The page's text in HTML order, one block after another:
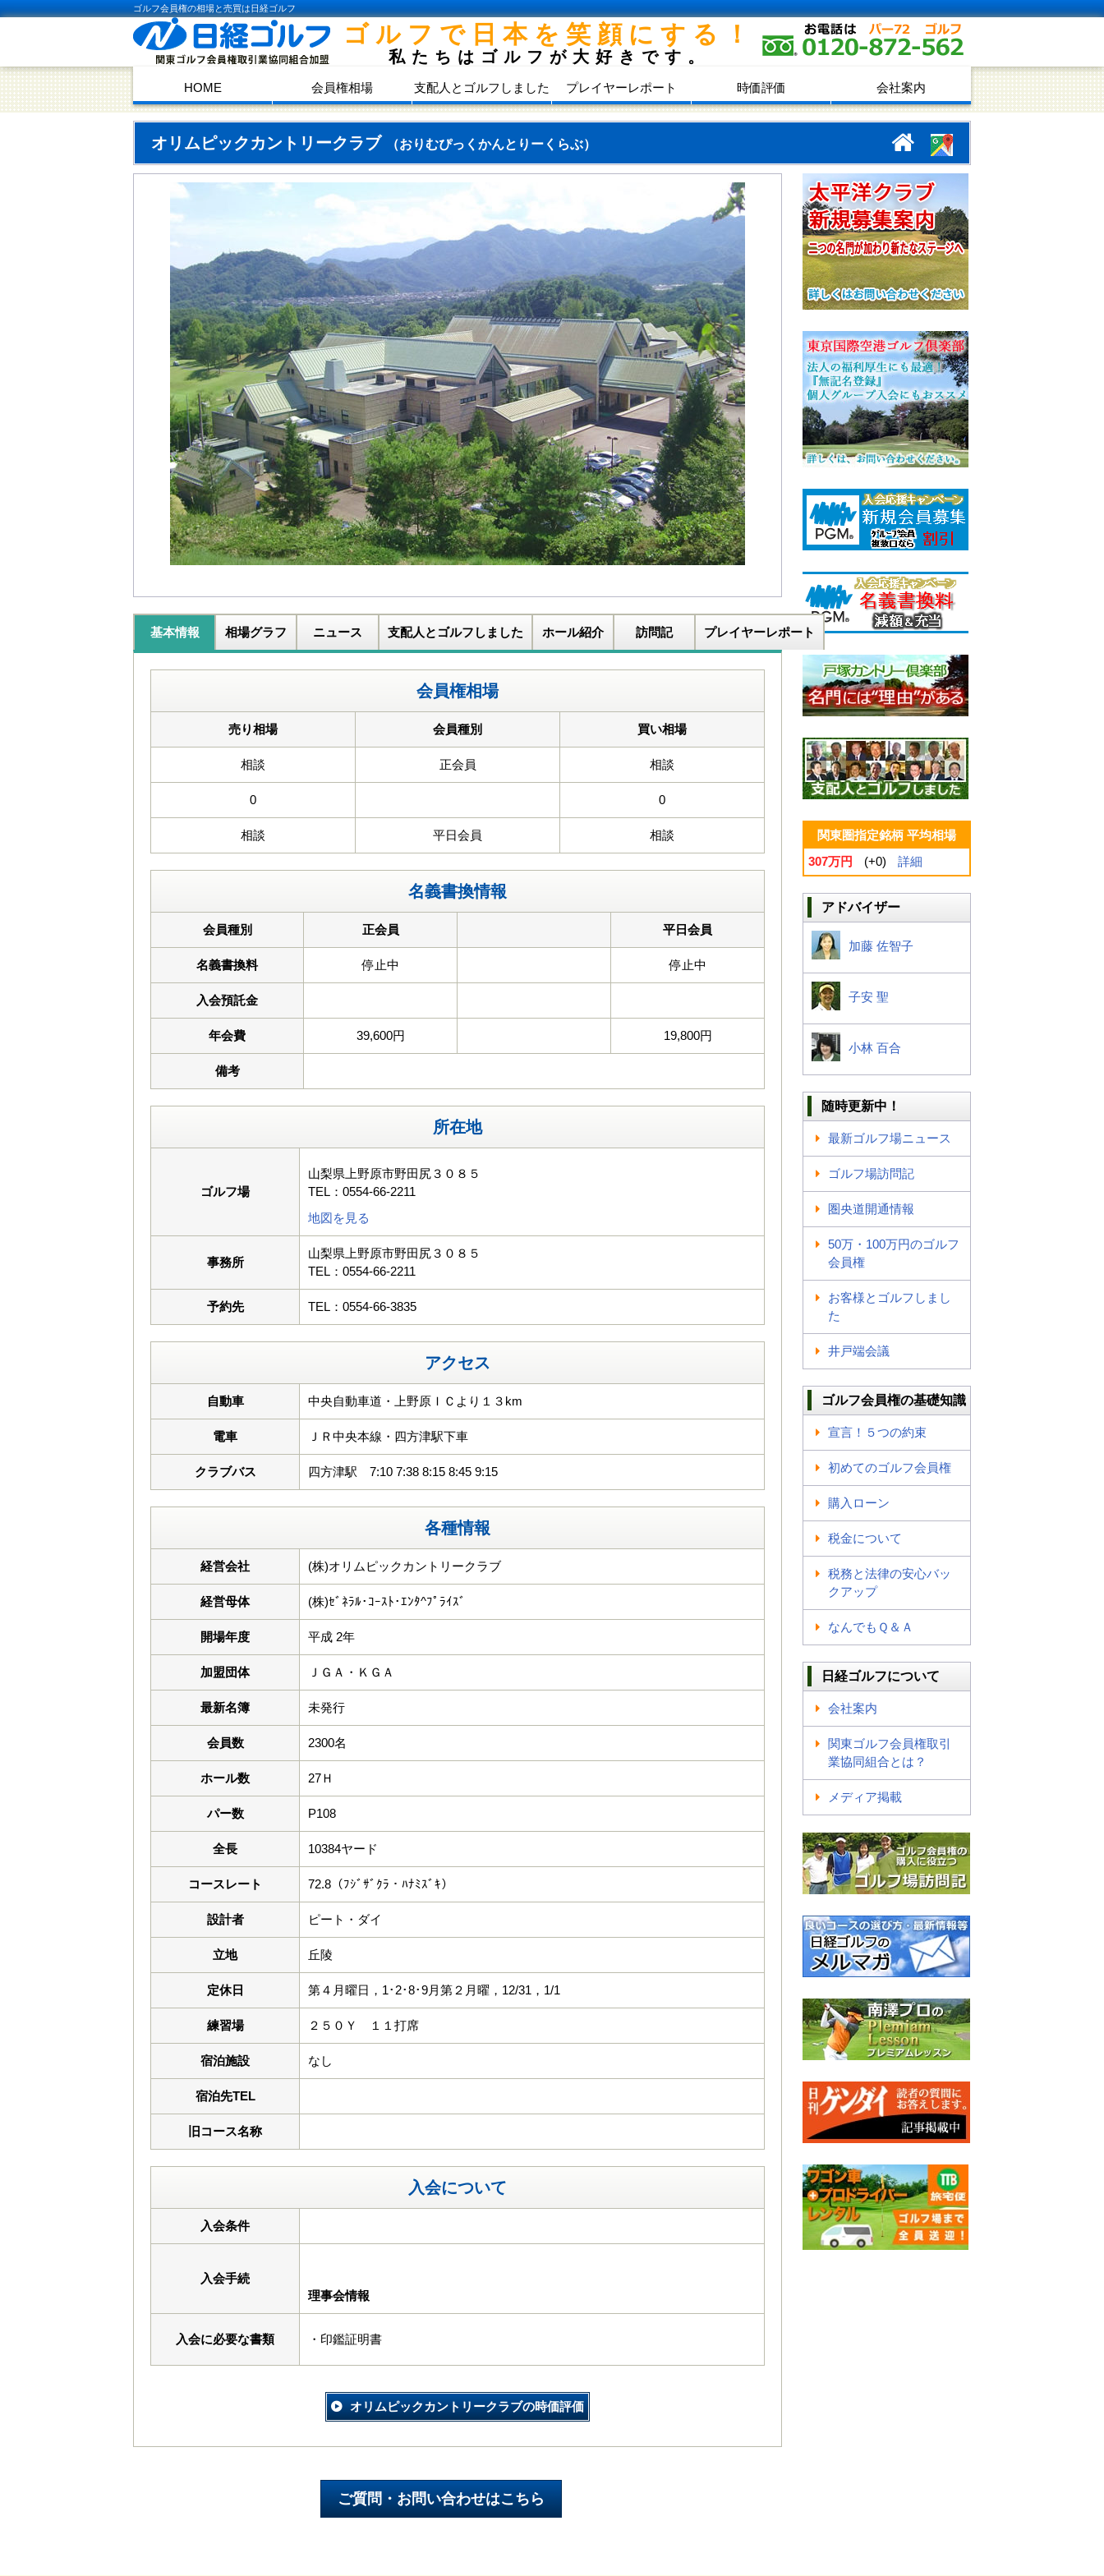
ゴルフ会員権の相場と売買は日経ゴルフ
ゴルフで日本を笑顔にする！
私たちはゴルフが大好きです。
HOME 会員権相場 支配人とゴルフしました プレイヤーレポート 時価評価 会社案内
オリムピックカントリークラブ （おりむぴっくかんとりーくらぶ）
基本情報 相場グラフ ニュース 支配人とゴルフしました ホール紹介 訪問記 プレイヤーレポート
会員権相場
売り相場 会員種別 買い相場
相談 正会員 相談
0 0
相談 平日会員 相談
名義書換情報
会員種別 正会員 平日会員
名義書換料 停止中 停止中
入会預託金
年会費 39,600円 19,800円
備考
所在地
ゴルフ場
山梨県上野原市野田尻３０８５
TEL：0554-66-2211
地図を見る
事務所
山梨県上野原市野田尻３０８５
TEL：0554-66-2211
予約先 TEL：0554-66-3835
アクセス
自動車 中央自動車道・上野原ＩＣより１３km
電車 ＪＲ中央本線・四方津駅下車
クラブバス 四方津駅 7:10 7:38 8:15 8:45 9:15
各種情報
経営会社 (株)オリムピックカントリークラブ
経営母体 (株)ｾﾞﾈﾗﾙ･ｺｰｽﾄ･ｴﾝﾀ^ﾌﾟﾗｲｽﾞ
開場年度 平成 2年
加盟団体 ＪＧＡ・ＫＧＡ
最新名簿 未発行
会員数 2300名
ホール数 27Ｈ
パー数 P108
全長 10384ヤード
コースレート 72.8（ﾌｼﾞｻﾞｸﾗ・ﾊﾅﾐｽﾞｷ）
設計者 ピート・ダイ
立地 丘陵
定休日 第４月曜日，1･2･8･9月第２月曜，12/31，1/1
練習場 ２５０Ｙ １１打席
宿泊施設 なし
宿泊先TEL
旧コース名称
入会について
入会条件
入会手続
理事会情報
入会に必要な書類 ・印鑑証明書
オリムピックカントリークラブの時価評価
関東圏指定銘柄 平均相場
307万円
(+0) 詳細
アドバイザー
加藤 佐智子
子安 聖
小林 百合
随時更新中！
最新ゴルフ場ニュース
ゴルフ場訪問記
圏央道開通情報
50万・100万円のゴルフ
会員権
お客様とゴルフしまし
た
井戸端会議
ゴルフ会員権の基礎知識
宣言！５つの約束
初めてのゴルフ会員権
購入ローン
税金について
税務と法律の安心バッ
クアップ
なんでもＱ＆Ａ
日経ゴルフについて
会社案内
関東ゴルフ会員権取引
業協同組合とは？
メディア掲載